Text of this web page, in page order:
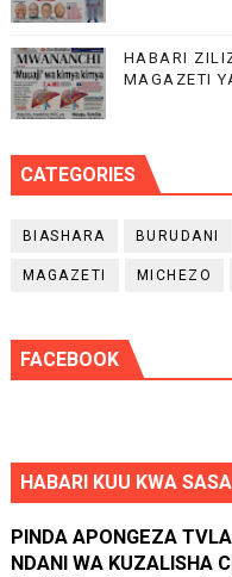
HABARI
MAGAZETI
CATEGORIES
BIASHARA BURUDANI
MAGAZETI MICHEZO
FACEBOOK
HABARI KUU KWA SASA
PINDA APONGEZA
NDANI WA KUZALISHA